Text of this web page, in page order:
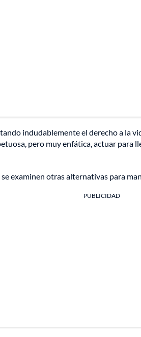
indudablemente el derecho a la
pero muy enfática, actuar para
examinen otras alternativas para
PUBLICIDAD